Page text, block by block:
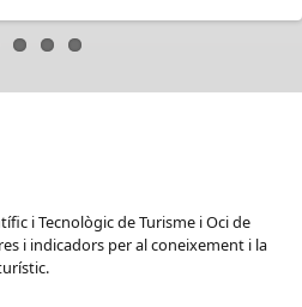
i Tecnològic de Turisme i Oci de
i indicadors per al coneixement i la